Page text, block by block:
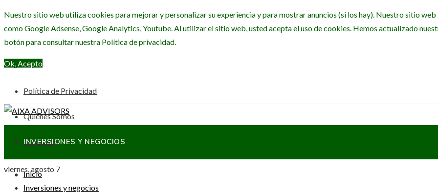
Nuestro sitio web utiliza cookies para mejorar y personalizar su experiencia y para mostrar anuncios (si los hay). Nuestro sitio
como Google Adsense, Google Analytics, Youtube. Al utilizar el sitio web, usted acepta el uso de cookies. Hemos actualizado
botón para consultar nuestra Política de privacidad.
Ok, Acepto
Política de Privacidad
Quiénes Somos
Contacto
viernes, agosto 7
INVERSIONES Y NEGOCIOS
CIENCIA Y TECNOLOGÍA
Inicio
Inversiones y negocios